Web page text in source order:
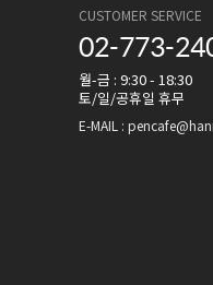
CUSTOMER SERVICE
02-773-
월-금 : 9:30 - 18:30
토/일/공휴일 휴무
E-MAIL :